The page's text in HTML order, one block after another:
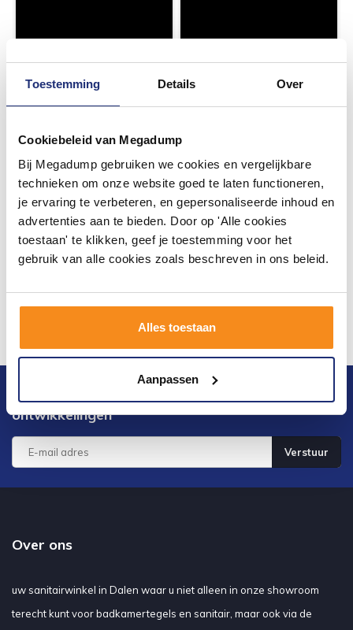
Toestemming Details Over
Cookiebeleid van Megadump
Bij Megadump gebruiken we cookies en vergelijkbare
technieken om onze website goed te laten functioneren,
je ervaring te verbeteren, en gepersonaliseerde inhoud en
advertenties aan te bieden. Door op 'Alle cookies
toestaan' te klikken, geef je toestemming voor het
gebruik van alle cookies zoals beschreven in ons beleid.
Alles toestaan
Aanpassen
ontwikkelingen
Verstuur
Over ons
uw sanitairwinkel in Dalen waar u niet alleen in onze showroom
terecht kunt voor badkamertegels en sanitair, maar ook via de